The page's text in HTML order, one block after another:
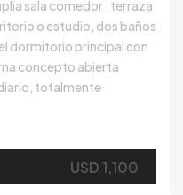
sala comedor , terraza
o estudio, dos baños
dormitorio principal con
concepto abierta
totalmente
USD 1,100